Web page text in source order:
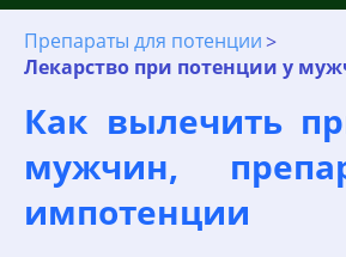
Препараты для потенции
Лекарство при потенции у
Как вылечить
мужчин,
импотенции